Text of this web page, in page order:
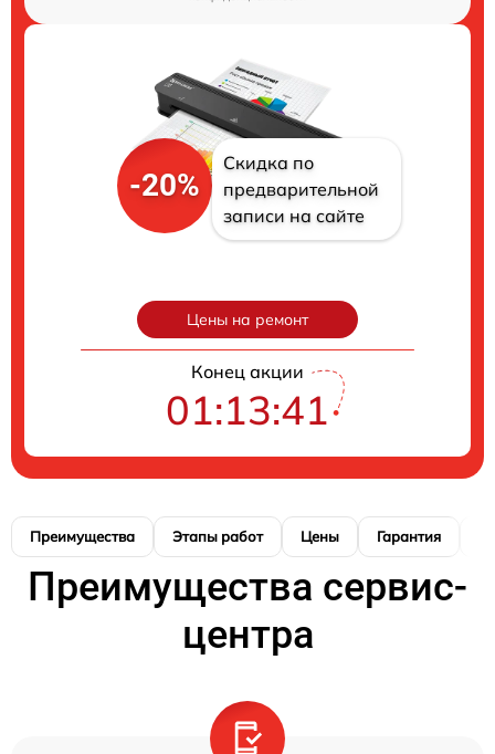
-20%
Скидка по
предварительной
записи на сайте
Цены на ремонт
Конец акции
01:13:40
Преимущества Этапы работ Цены Гарантия
Преимущества сервис-
центра